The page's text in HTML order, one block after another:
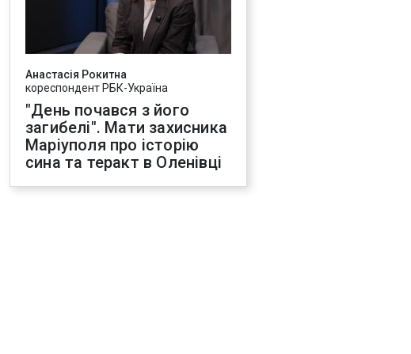
Анастасія Рокитна
кореспондент РБК-Україна
"День почався з його
загибелі". Мати захисника
Маріуполя про історію
сина та теракт в Оленівці